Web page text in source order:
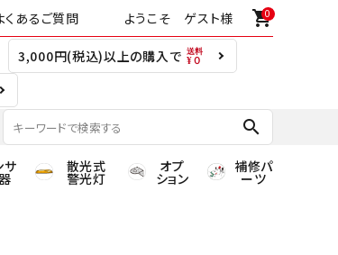
くあるご質問 ようこそ ゲスト様 0
shopping_cart
3,000円(税込)以上の購入で
search
サ 散光式
警光灯
オプ
ション
補修パ
ーツ